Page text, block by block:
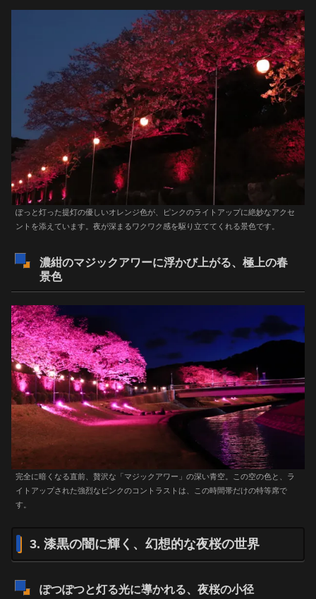
ぽっと灯った提灯の優しいオレンジ色が、ピンクのライトアップに絶妙なアクセ
ントを添えています。夜が深まるワクワク感を駆り立ててくれる景色です。
濃紺のマジックアワーに浮かび上がる、極上の春
景色
完全に暗くなる直前、贅沢な「マジックアワー」の深い青空。この空の色と、ラ
イトアップされた強烈なピンクのコントラストは、この時間帯だけの特等席で
す。
3. 漆黒の闇に輝く、幻想的な夜桜の世界
ぽつぽつと灯る光に導かれる、夜桜の小径